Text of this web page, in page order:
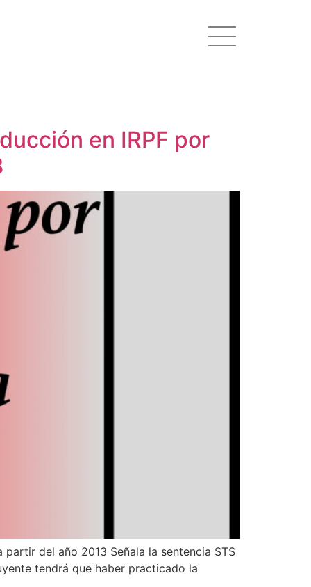
en IRPF por
del año 2013 Señala la sentencia STS
tendrá que haber practicado la